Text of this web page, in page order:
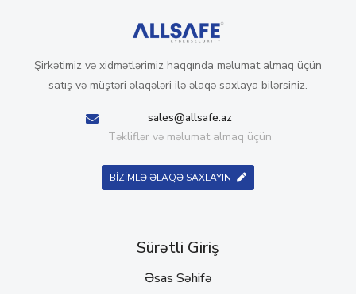
Şirkətimiz və xidmətlərimiz haqqında məlumat almaq üçün
satış və müştəri əlaqələri ilə əlaqə saxlaya bilərsiniz.
sales@allsafe.az
Təkliflər və məlumat almaq üçün
BİZİMLƏ ƏLAQƏ SAXLAYIN
Sürətli Giriş
Əsas Səhifə